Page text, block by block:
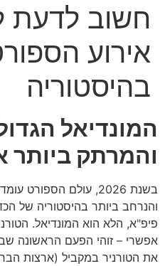
חשוב לדעת
אירוע
בהיסטוריה
המונדיאל
והמרתק ביותר
בשנת 2026, עולם
והנרחב ביותר בהיסטוריה של
פיפ"א, הלא הוא המונדיאל.
אפשרי – זוהי הפעם הראשונה
את הטורניר במקביל (ארצות